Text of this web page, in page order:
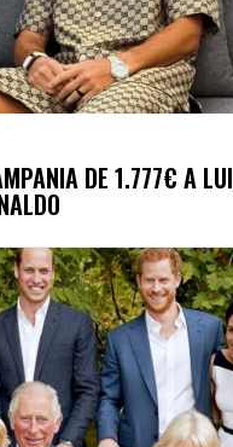
DE 1.777€ A LUI